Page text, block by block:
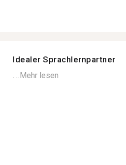
Idealer Sprachlernpartner
...Mehr lesen